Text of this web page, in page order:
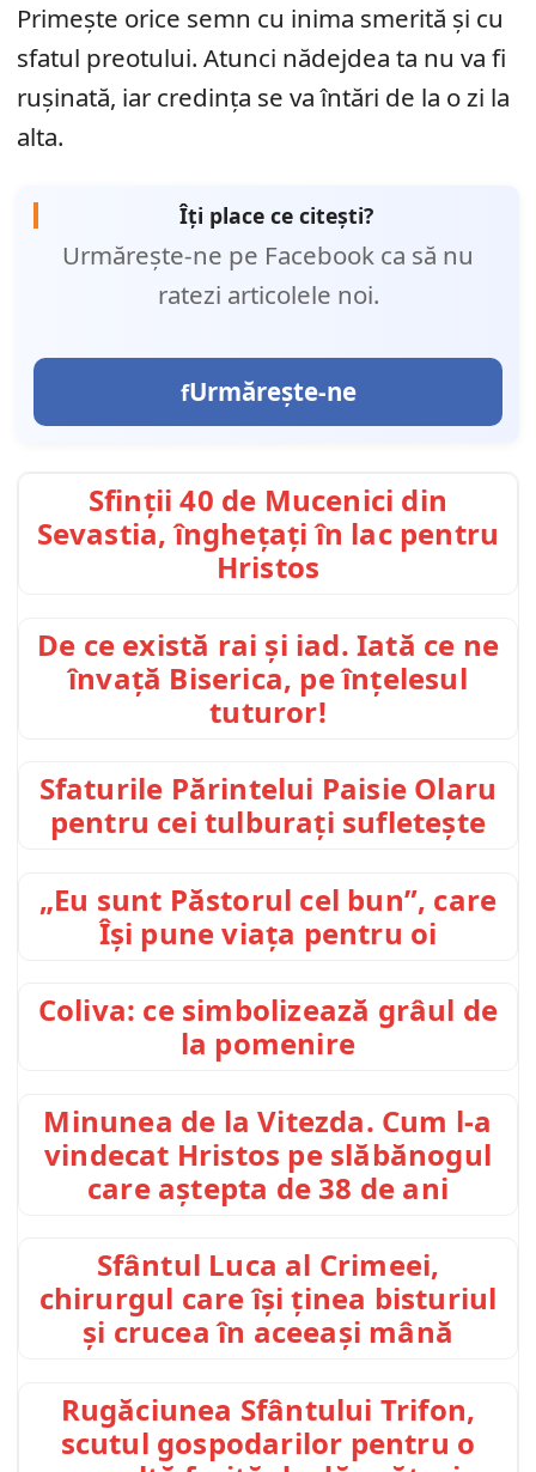
Primește orice semn cu inima smerită și cu
sfatul preotului. Atunci nădejdea ta nu va fi
rușinată, iar credința se va întări de la o zi la
alta.
Îți place ce citești?
Urmărește-ne pe Facebook ca să nu
ratezi articolele noi.
Urmărește-ne
Sfinții 40 de Mucenici din
Sevastia, înghețați în lac pentru
Hristos
De ce există rai și iad. Iată ce ne
învață Biserica, pe înțelesul
tuturor!
Sfaturile Părintelui Paisie Olaru
pentru cei tulburați sufletește
„Eu sunt Păstorul cel bun”, care
Își pune viața pentru oi
Coliva: ce simbolizează grâul de
la pomenire
Minunea de la Vitezda. Cum l-a
vindecat Hristos pe slăbănogul
care aștepta de 38 de ani
Sfântul Luca al Crimeei,
chirurgul care își ținea bisturiul
și crucea în aceeași mână
Rugăciunea Sfântului Trifon,
scutul gospodarilor pentru o